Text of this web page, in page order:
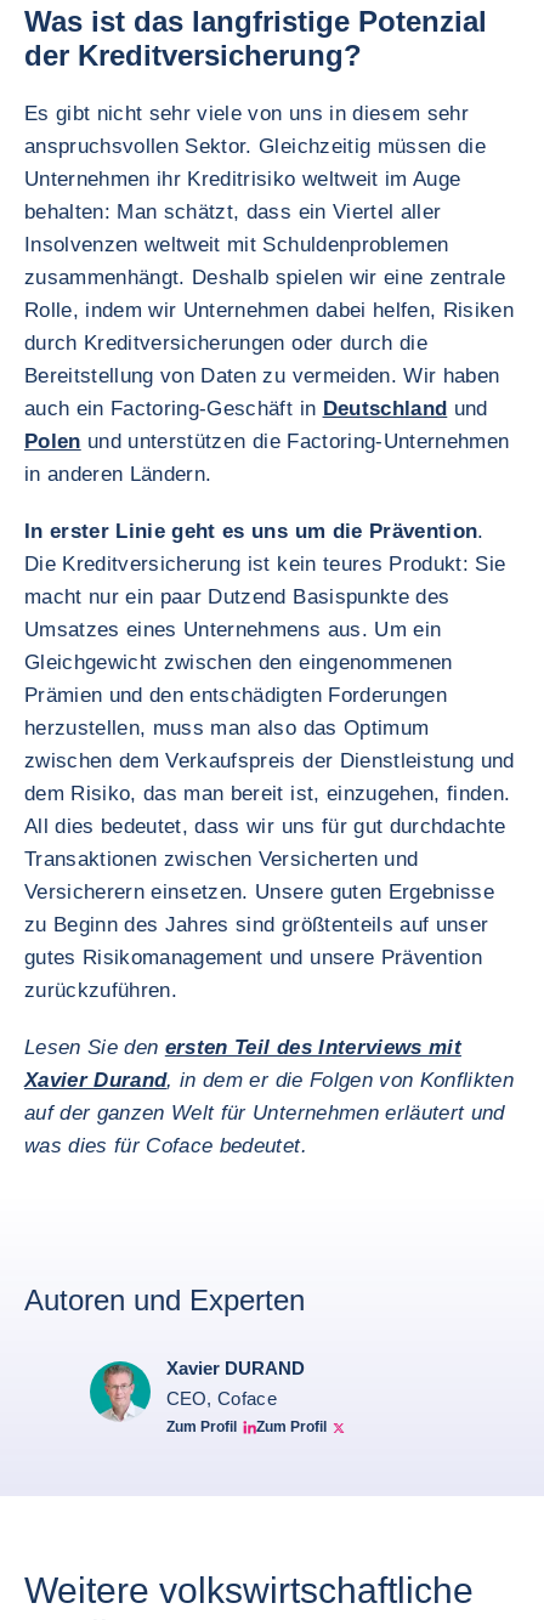
Was ist das langfristige Potenzial
der Kreditversicherung?
Es gibt nicht sehr viele von uns in diesem sehr
anspruchsvollen Sektor. Gleichzeitig müssen die
Unternehmen ihr Kreditrisiko weltweit im Auge
behalten: Man schätzt, dass ein Viertel aller
Insolvenzen weltweit mit Schuldenproblemen
zusammenhängt. Deshalb spielen wir eine zentrale
Rolle, indem wir Unternehmen dabei helfen, Risiken
durch Kreditversicherungen oder durch die
Bereitstellung von Daten zu vermeiden. Wir haben
auch ein Factoring-Geschäft in Deutschland und
Polen und unterstützen die Factoring-Unternehmen
in anderen Ländern.
In erster Linie geht es uns um die Prävention.
Die Kreditversicherung ist kein teures Produkt: Sie
macht nur ein paar Dutzend Basispunkte des
Umsatzes eines Unternehmens aus. Um ein
Gleichgewicht zwischen den eingenommenen
Prämien und den entschädigten Forderungen
herzustellen, muss man also das Optimum
zwischen dem Verkaufspreis der Dienstleistung und
dem Risiko, das man bereit ist, einzugehen, finden.
All dies bedeutet, dass wir uns für gut durchdachte
Transaktionen zwischen Versicherten und
Versicherern einsetzen. Unsere guten Ergebnisse
zu Beginn des Jahres sind größtenteils auf unser
gutes Risikomanagement und unsere Prävention
zurückzuführen.
Lesen Sie den ersten Teil des Interviews mit
Xavier Durand, in dem er die Folgen von Konflikten
auf der ganzen Welt für Unternehmen erläutert und
was dies für Coface bedeutet.
Autoren und Experten
Xavier DURAND
CEO, Coface
Zum Profil
Linkedin Xavier Durand
Zum Profil
Xavier Twitter
Weitere volkswirtschaftliche